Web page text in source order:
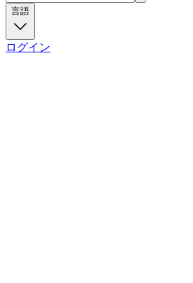
言語
ログイン